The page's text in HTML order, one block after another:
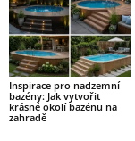
Inspirace pro nadzemní
bazény: Jak vytvořit
krásné okolí bazénu na
zahradě